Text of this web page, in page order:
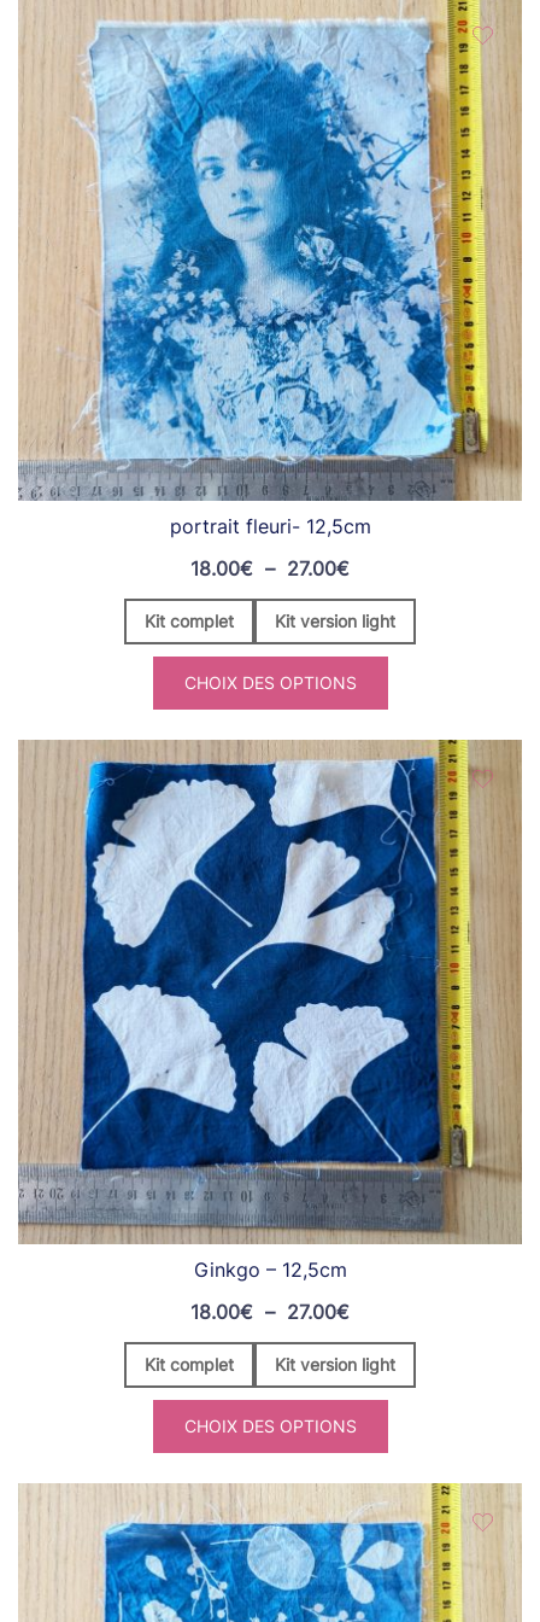
portrait fleuri- 12,5cm
18.00€ – 27.00€Plage
de
prix :
18.00€
à
Kit complet Kit version light
CHOIX DES OPTIONS
Ginkgo – 12,5cm
18.00€ – 27.00€Plage
de
prix :
18.00€
à
Kit complet Kit version light
CHOIX DES OPTIONS